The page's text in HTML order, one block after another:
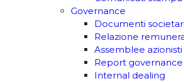
Governance
Documenti societari
Relazione
Assemblee azionisti
Report governance
Internal dealing